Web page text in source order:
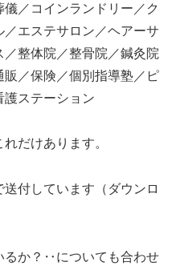
／コインランドリー／ク
エステサロン／ヘアーサ
整体院／整骨院／鍼灸院
販／保険／個別指導塾／ピ
護ステーション
だけあります。
付しています（ダウンロ
るか？‥についても合わせ